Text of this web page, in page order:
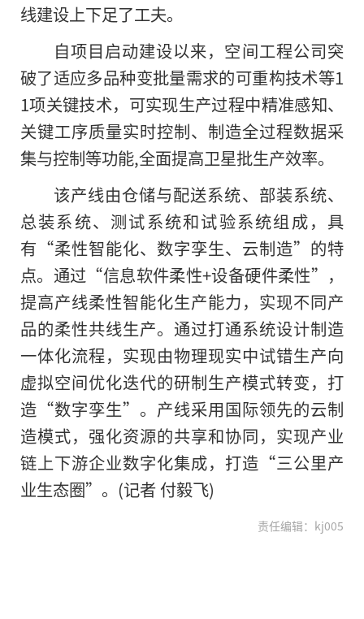
线建设上下足了工夫。
自项目启动建设以来，空间工程公司突
破了适应多品种变批量需求的可重构技术等1
1项关键技术，可实现生产过程中精准感知、
关键工序质量实时控制、制造全过程数据采
集与控制等功能,全面提高卫星批生产效率。
该产线由仓储与配送系统、部装系统、
总装系统、测试系统和试验系统组成，具
有“柔性智能化、数字孪生、云制造” 的特
点。通过“信息软件柔性+设备硬件柔性”，
提高产线柔性智能化生产能力，实现不同产
品的柔性共线生产。通过打通系统设计制造
一体化流程，实现由物理现实中试错生产向
虚拟空间优化迭代的研制生产模式转变，打
造“数字孪生”。产线采用国际领先的云制
造模式，强化资源的共享和协同，实现产业
链上下游企业数字化集成，打造“三公里产
业生态圈”。(记者 付毅飞)
责任编辑：kj005